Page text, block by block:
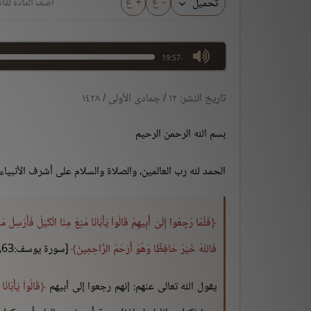
أضف المادة
-19:57
max volume
تاريخ النشر: ١٢ / جمادى الأولى / ١٤٢٨
بسم الله الرحمن الرحيم
الحمد لله رب العالمين، والصلاة والسلام على أشرف
فَلَمّا رَجِعُوا إِلَىَ أَبِيهِمْ قَالُواْ يَأَبَانَا مُنِعَ مِنّا الْكَيْلُ
فَاللّهُ خَيْرٌ حَافِظًا وَهُوَ أَرْحَمُ الرَّاحِمِينَ [سورة يوسف:63، 64].
يقول الله تعالى عنهم: إنهم رجعوا إلى أبيهم قَالُواْ